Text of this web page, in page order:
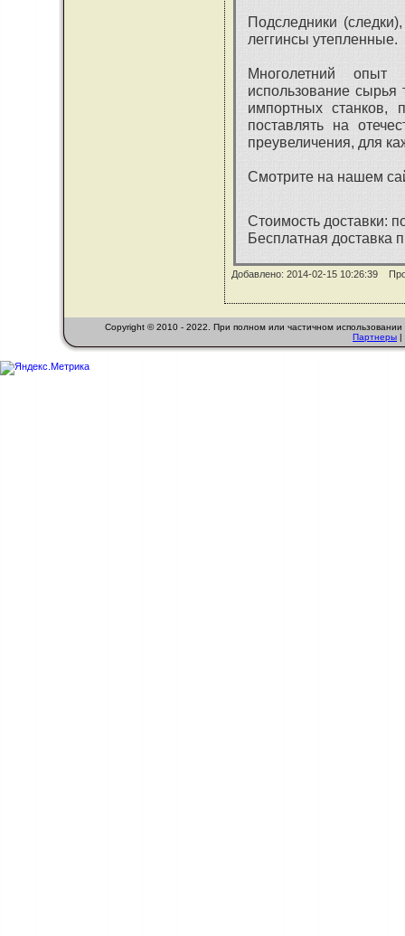
Подследники
леггинсы утепленные.
Многолетний опыт
использование сырья
импортных станков,
поставлять на
преувеличения, для
Смотрите на нашем
Стоимость доставки:
Бесплатная доставка
Добавлено: 2014-02-15 10:26:39
Copyright © 2010 - 2022. При полном или частичном
Партнеры